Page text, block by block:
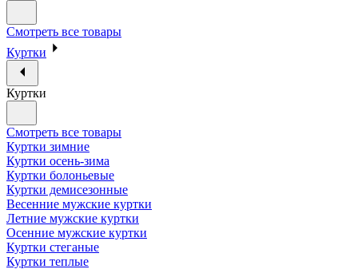
Смотреть все товары
Куртки
Куртки
Смотреть все товары
Куртки зимние
Куртки осень-зима
Куртки болоньевые
Куртки демисезонные
Весенние мужские куртки
Летние мужские куртки
Осенние мужские куртки
Куртки стеганые
Куртки теплые